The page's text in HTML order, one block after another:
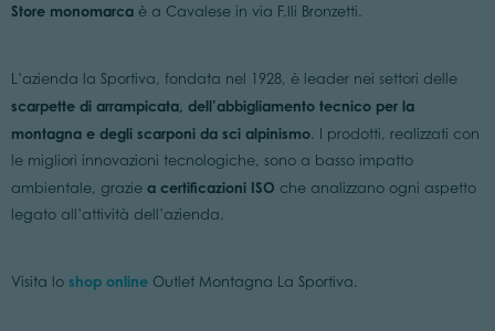
Store monomarcaè a Cavalese in via F.lli Bronzetti.
L’azienda la Sportiva, fondata nel 1928, è leader nei settori delle
scarpette di arrampicata, dell’abbigliamento tecnico per la
montagna e degli scarponi da sci alpinismo. I prodotti, realizzati con
le migliori innovazioni tecnologiche, sono a basso impatto
ambientale, grazie a certificazioni ISO che analizzano ogni aspetto
legato all’attività dell’azienda.
Visita lo shop online Outlet Montagna La Sportiva.